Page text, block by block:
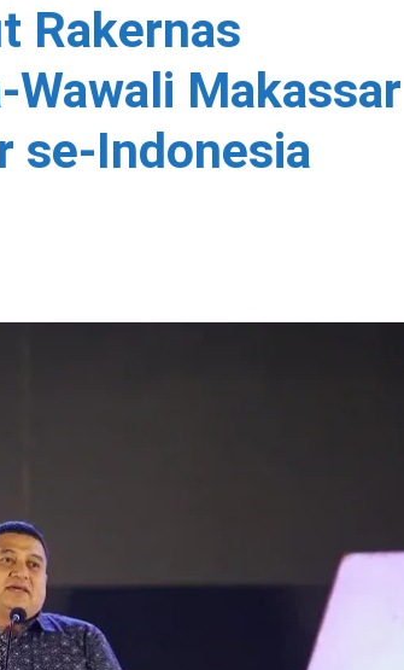
Rakernas
Wawali Makassar
se-Indonesia